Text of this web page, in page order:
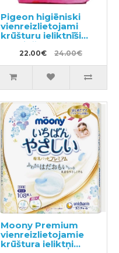
Pigeon higiēniski
vienreizlietojami
krūšturu ieliktnīši
barojošām
mammām 136gab
22.00€ 24.00€
Moony Premium
vienreizlietojamie
krūštura ieliktņi